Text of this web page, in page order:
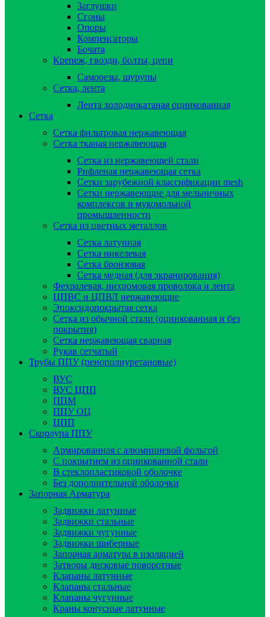
Заглушки
Сгоны
Опоры
Компенсаторы
Бочата
Крепеж, гвозди, болты, цепи
Саморезы, шурупы
Сетка, лента
Лента холоднокатаная оцинкованная
Сетка
Сетка фильтровая нержавеющая
Сетка тканая нержавеющая
Сетка из нержавеющей стали
Рифленая нержавеющая сетка
Сетки зарубежной классификации mesh
Сетки нержавеющие для мельничных
комплексов и мукомольной
промышленности
Сетка из цветных металлов
Сетка латунная
Сетка никелевая
Сетка бронзовая
Сетка медная (для экранирования)
Фехралевая, нихромовая проволока и лента
ЦПВС и ЦПВЛ нержавеющие
Эпоксидопокрытая сетка
Сетка из обычной стали (оцинкованная и без
покрытия)
Сетка нержавеющая сварная
Рукав сетчатый
Трубы ППУ (пенополиуретановые)
ВУС
ВУС ЦПП
ППМ
ППУ ОЦ
ЦПП
Скорлупа ППУ
Армированная с алюминиевой фольгой
C покрытием из оцинкованной стали
В стеклопластиковой оболочке
Без дополнительной оболочки
Запорная Арматура
Задвижки латунные
Задвижки стальные
Задвижки чугунные
Задвижки шиберные
Запорная арматура в изоляцией
Затворы дисковые поворотные
Клапаны латунные
Клапаны стальные
Клапаны чугунные
Краны конусные латунные